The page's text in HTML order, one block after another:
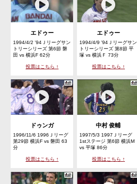
エドゥー
1994/4/2 '94Ｊリーグサン
トリーシリーズ 第6節 磐
田 vs 横浜F 62分
投票はこちら ↑
エドゥー
1994/4/9 '94Ｊリーグサン
トリーシリーズ 第8節 平
塚 vs 横浜Ｆ 73分
投票はこちら ↑
ドゥンガ
1996/11/6 1996Ｊリーグ
第29節 横浜F vs 磐田 63
分
投票はこちら ↑
中村 俊輔
1997/5/3 1997Ｊリーグ
1stステージ 第6節 横浜M
vs 平塚 86分
投票はこちら ↑